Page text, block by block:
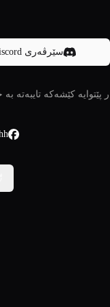
سێرڤەری Discord
پێتوایە کێشەکە تایبەتە